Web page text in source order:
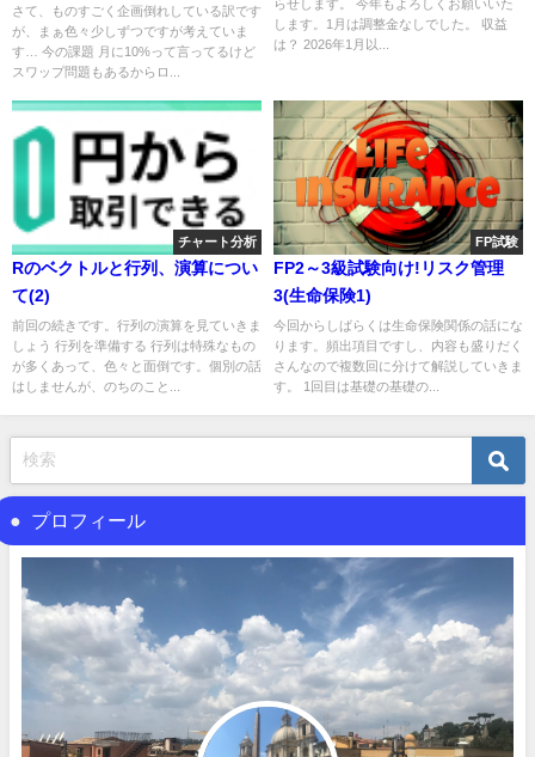
さて、ものすごく企画倒れしている訳です
が、まぁ色々少しずつですが考えていま
す… 今の課題 月に10%って言ってるけど
スワップ問題もあるからロ...
らせします。 今年もよろしくお願いいた
します。1月は調整金なしでした。 収益
は？ 2026年1月以...
チャート分析
Rのベクトルと行列、演算につい
て(2)
前回の続きです。行列の演算を見ていきま
しょう 行列を準備する 行列は特殊なもの
が多くあって、色々と面倒です。個別の話
はしませんが、のちのこと...
FP試験
FP2～3級試験向け!リスク管理
3(生命保険1)
今回からしばらくは生命保険関係の話にな
ります。頻出項目ですし、内容も盛りだく
さんなので複数回に分けて解説していきま
す。 1回目は基礎の基礎の...
プロフィール